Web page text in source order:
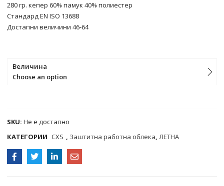
280 гр. кепер 60% памук 40% полиестер
Стандард EN ISO 13688
Достапни величини 46-64
Величина
Choose an option
SKU:Не е достапно
КАТЕГОРИИ CXS , Заштитна работна облека,ЛЕТНА